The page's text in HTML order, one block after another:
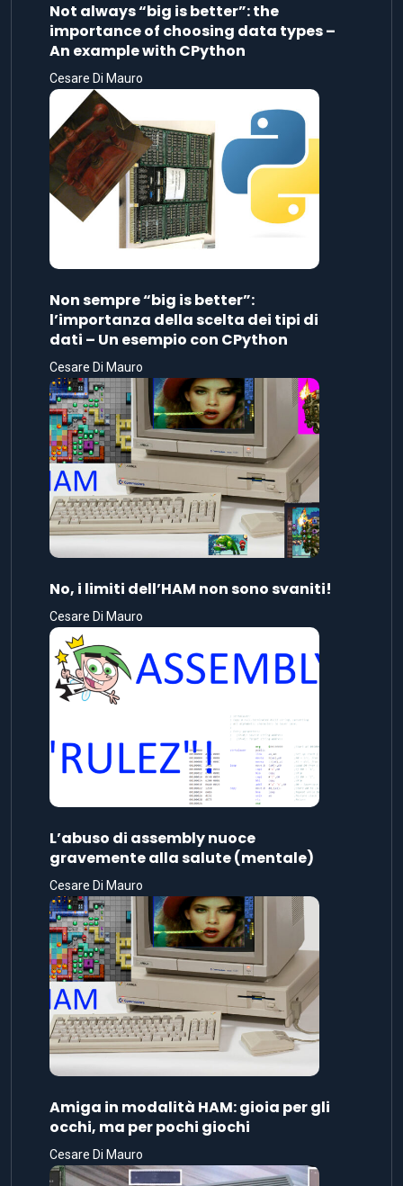
Not always “big is better”: the
importance of choosing data types –
An example with CPython
Cesare Di Mauro
Non sempre “big is better”:
l’importanza della scelta dei tipi di
dati – Un esempio con CPython
Cesare Di Mauro
No, i limiti dell’HAM non sono svaniti!
Cesare Di Mauro
L’abuso di assembly nuoce
gravemente alla salute (mentale)
Cesare Di Mauro
Amiga in modalità HAM: gioia per gli
occhi, ma per pochi giochi
Cesare Di Mauro